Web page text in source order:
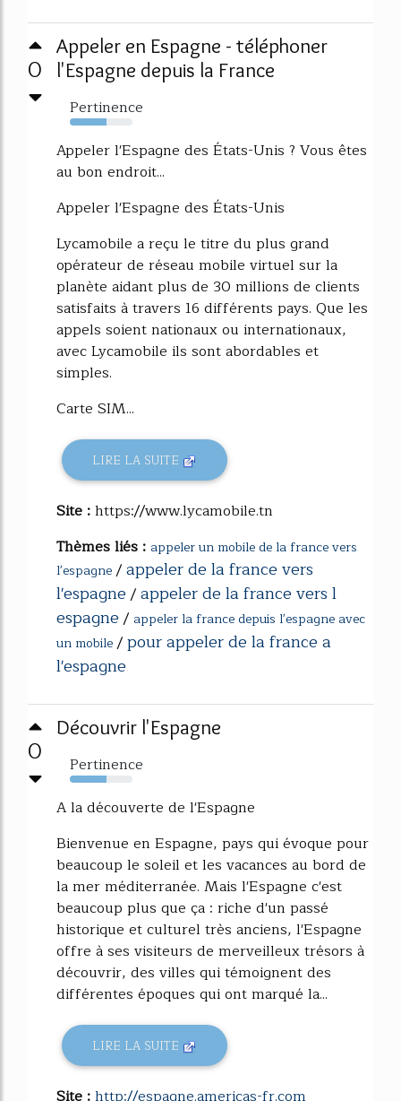
0
Appeler en Espagne - téléphoner
l'Espagne depuis la France
Pertinence
58%
Appeler l'Espagne des États-Unis ? Vous êtes
au bon endroit...
Appeler l'Espagne des États-Unis
Lycamobile a reçu le titre du plus grand
opérateur de réseau mobile virtuel sur la
planète aidant plus de 30 millions de clients
satisfaits à travers 16 différents pays. Que les
appels soient nationaux ou internationaux,
avec Lycamobile ils sont abordables et
simples.
Carte SIM...
LIRE LA SUITE
Site :https://www.lycamobile.tn
Thèmes liés : appeler un mobile de la france vers
l'espagne/appeler de la france vers
l'espagne/appeler de la france vers l
espagne/ appeler la france depuis l'espagne avec
un mobile/pour appeler de la france a
l'espagne
0
Découvrir l'Espagne
Pertinence
58%
A la découverte de l'Espagne
Bienvenue en Espagne, pays qui évoque pour
beaucoup le soleil et les vacances au bord de
la mer méditerranée. Mais l'Espagne c'est
beaucoup plus que ça : riche d'un passé
historique et culturel très anciens, l'Espagne
offre à ses visiteurs de merveilleux trésors à
découvrir, des villes qui témoignent des
différentes époques qui ont marqué la...
LIRE LA SUITE